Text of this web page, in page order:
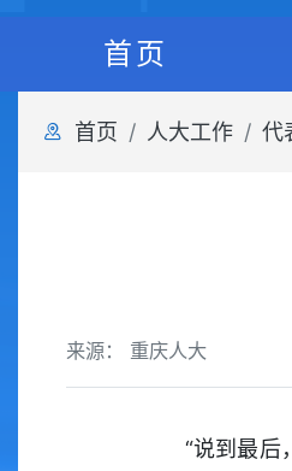
首页
首页 人大工作 代
来源： 重庆人大
“说到最后